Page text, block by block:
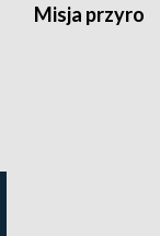
Misja